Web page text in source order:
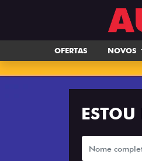
OFERTAS NOVOS
ESTOU